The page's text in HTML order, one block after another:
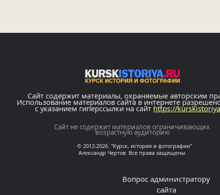
Сайт содержит материалы, охраняемые авторским
Использование материалов сайта в интернете
с указанием гиперссылки на сайтhttps://
Сайт не содержит материалов ограничивающих
возрастную аудиторию
© 2012-2026. "Курск, история и фотографии"
Александр Чертов Все права защищены
Вопрос администратору
сайта